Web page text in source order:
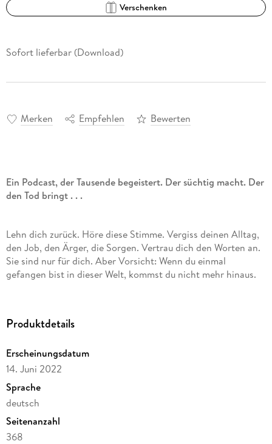
Verschenken
Sofort lieferbar (Download)
Merken Empfehlen Bewerten
Ein Podcast, der Tausende begeistert. Der süchtig macht. Der
den Tod bringt . . .
Lehn dich zurück. Höre diese Stimme. Vergiss deinen Alltag,
den Job, den Ärger, die Sorgen. Vertrau dich den Worten an.
Sie sind nur für dich. Aber Vorsicht: Wenn du einmal
gefangen bist in dieser Welt, kommst du nicht mehr hinaus.
Sarah ist süchtig nach dem Podcast «Hörgefühlt». Die
Kissen, seine Worte sind Trost für die Seele. Doch Sarah ahnt
nicht, was hinter den Kulissen vor sich geht. Dass hinter den
Nr. -1-Bestsellerautor Andreas Winkelmann mit einem neuen
Thriller, der dem Bösen eine Stimme gibt.
Produktdetails
Erscheinungsdatum
14. Juni 2022
Sprache
deutsch
Seitenanzahl
368